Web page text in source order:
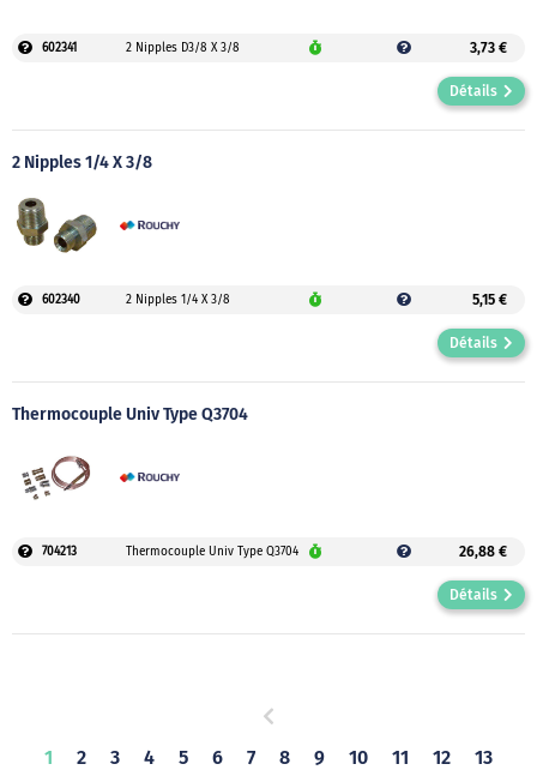
602341 2 Nipples D3/8 X 3/8 3,73 €
Détails
2 Nipples 1/4 X 3/8
602340 2 Nipples 1/4 X 3/8 5,15 €
Détails
Thermocouple Univ Type Q3704
704213 Thermocouple Univ Type Q3704 26,88 €
Détails
1 2 3 4 5 6 7 8 9 10 11 12
13